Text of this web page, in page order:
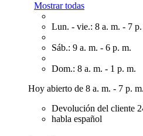
Mostrar todas
Lun. - vie.: 8 a. m. - 7 p.
Sáb.: 9 a. m. - 6 p. m.
Dom.: 8 a. m. - 1 p. m.
Hoy abierto de 8 a. m. - 7 p. m.
Devolución del cliente
habla español